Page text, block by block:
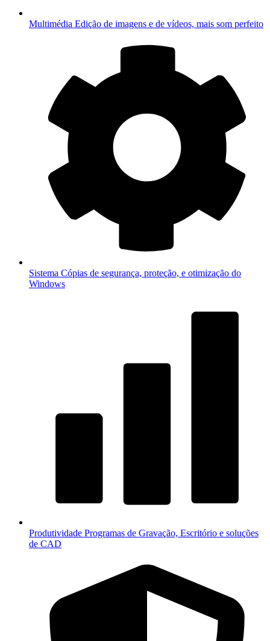
Multimédia Edição de imagens e de vídeos, mais som perfeito
Sistema Cópias de segurança, proteção, e otimização do
Windows
Produtividade Programas de Gravação, Escritório e soluções
de CAD